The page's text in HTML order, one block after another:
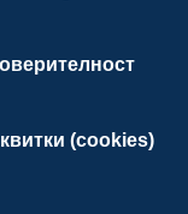
(cookies)